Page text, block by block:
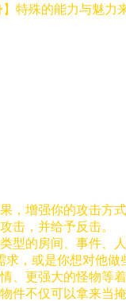
特殊的能力与魅力
，增强你的攻击方
击，并给予反击。
型的房间、事件、
，或是你想对他做
、更强大的怪物等
件不仅可以拿来当